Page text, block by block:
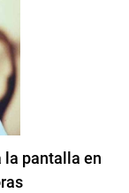
la pantalla en